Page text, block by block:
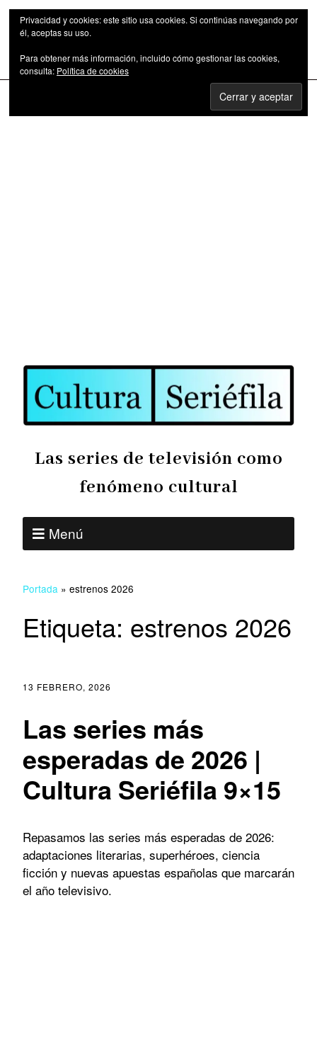
Las series de televisión como fenómeno cultural
Las series de televisión como
fenómeno cultural
Menú
Portada » estrenos 2026
Etiqueta: estrenos 2026
13 FEBRERO, 2026
Las series más
esperadas de 2026 |
Cultura Seriéfila 9×15
Repasamos las series más esperadas de 2026:
adaptaciones literarias, superhéroes, ciencia
ficción y nuevas apuestas españolas que marcarán
el año televisivo.
Privacidad y cookies: este sitio usa cookies. Si continúas navegando por
él, aceptas su uso.
Para obtener más información, incluido cómo gestionar las cookies,
consulta: Política de cookies